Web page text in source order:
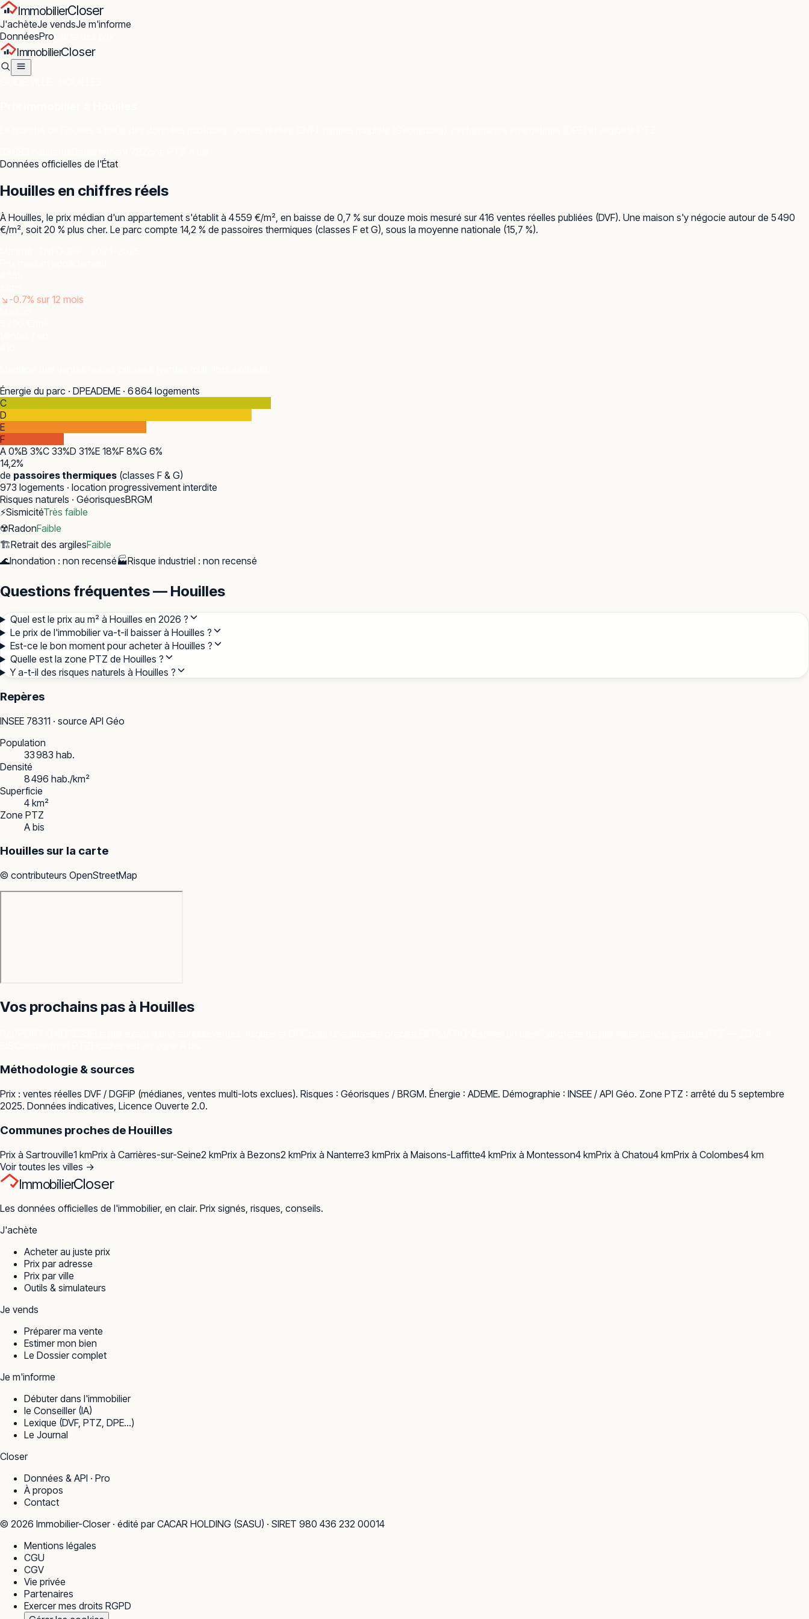
ImmobilierCloser
J'achèteJe vendsJe m'informe
DonnéesPro
ImmobilierCloser
Données officielles de l'État
Houilles en chiffres réels
À Houilles, le prix médian d'un appartement s'établit à 4 559 €/m², en baisse de 0,7 % sur douze mois mesuré sur 416 ventes réelles publiées (DVF). Une maison s'y négocie autour de 5 490
€/m², soit 20 % plus cher. Le parc compte 14,2 % de passoires thermiques (classes F et G), sous la moyenne nationale (15,7 %).
↘ -0.7% sur 12 mois
Énergie du parc · DPEADEME · 6 864 logements
C
D
E
F
A 0%B 3%C 33%D 31%E 18%F 8%G 6%
14,2%
de passoires thermiques (classes F & G)
973 logements · location progressivement interdite
Risques naturels · GéorisquesBRGM
⚡SismicitéTrès faible
☢️RadonFaible
🏗️Retrait des argilesFaible
🌊Inondation : non recensé🏭Risque industriel : non recensé
Questions fréquentes — Houilles
Quel est le prix au m² à Houilles en 2026 ?
Le prix de l'immobilier va-t-il baisser à Houilles ?
Est-ce le bon moment pour acheter à Houilles ?
Quelle est la zone PTZ de Houilles ?
Y a-t-il des risques naturels à Houilles ?
Repères
INSEE 78311 · source API Géo
Population
33 983 hab.
Densité
8 496 hab./km²
Superficie
4 km²
Zone PTZ
A bis
Houilles sur la carte
© contributeurs OpenStreetMap
Vos prochains pas à Houilles
Méthodologie & sources
Prix : ventes réelles DVF / DGFiP (médianes, ventes multi-lots exclues). Risques : Géorisques / BRGM. Énergie : ADEME. Démographie : INSEE / API Géo. Zone PTZ : arrêté du 5 septembre
2025. Données indicatives, Licence Ouverte 2.0.
Communes proches de Houilles
Prix à Sartrouville1 kmPrix à Carrières-sur-Seine2 kmPrix à Bezons2 kmPrix à Nanterre3 kmPrix à Maisons-Laffitte4 kmPrix à Montesson4 kmPrix à Chatou4 kmPrix à Colombes4 km
Voir toutes les villes →
ImmobilierCloser
Les données officielles de l'immobilier, en clair. Prix signés, risques, conseils.
J'achète
Acheter au juste prix
Prix par adresse
Prix par ville
Outils & simulateurs
Je vends
Préparer ma vente
Estimer mon bien
Le Dossier complet
Je m'informe
Débuter dans l'immobilier
le Conseiller (IA)
Lexique (DVF, PTZ, DPE…)
Le Journal
Closer
Données & API · Pro
À propos
Contact
© 2026 Immobilier-Closer · édité par CACAR HOLDING (SASU) · SIRET 980 436 232 00014
Mentions légales
CGU
CGV
Vie privée
Partenaires
Exercer mes droits RGPD